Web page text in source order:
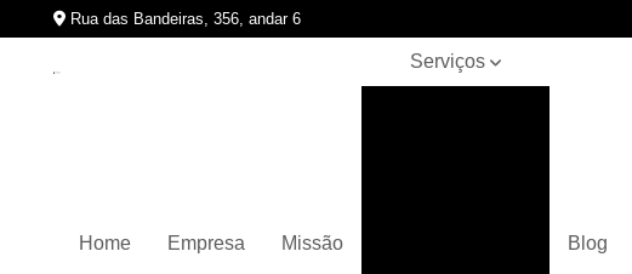
Rua das Bandeiras, 356, andar 6
Home Empresa Missão
Serviços
Blog